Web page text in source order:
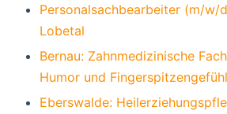
Personalsachbearbeiter (m/w/
Lobetal
Bernau: Zahnmedizinische
Humor und
Eberswalde: